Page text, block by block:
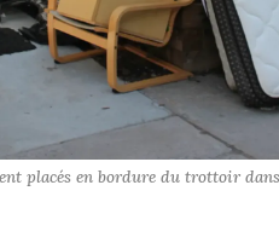
placés en bordure du trottoir